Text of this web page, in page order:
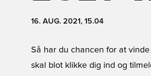
16. AUG. 2021, 15.04
Så har du chancen for at
skal blot klikke dig ind og